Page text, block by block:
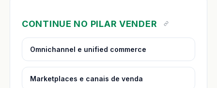
CONTINUE NO PILAR VENDER
Omnichannel e unified commerce
Marketplaces e canais de venda